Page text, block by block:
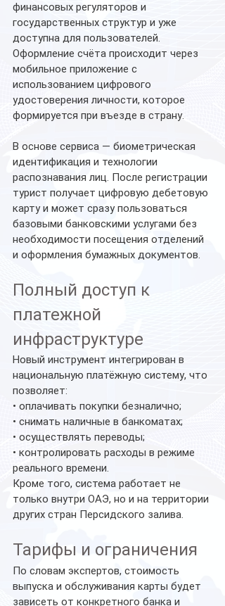
финансовых регуляторов и
государственных структур и уже
доступна для пользователей.
Оформление счёта происходит через
мобильное приложение с
использованием цифрового
удостоверения личности, которое
формируется при въезде в страну.
В основе сервиса — биометрическая
идентификация и технологии
распознавания лиц. После регистрации
турист получает цифровую дебетовую
карту и может сразу пользоваться
базовыми банковскими услугами без
необходимости посещения отделений
и оформления бумажных документов.
Полный доступ к
платежной
инфраструктуре
Новый инструмент интегрирован в
национальную платёжную систему, что
позволяет:
• оплачивать покупки безналично;
• снимать наличные в банкоматах;
• осуществлять переводы;
• контролировать расходы в режиме
реального времени.
Кроме того, система работает не
только внутри ОАЭ, но и на территории
других стран Персидского залива.
Тарифы и ограничения
По словам экспертов, стоимость
выпуска и обслуживания карты будет
зависеть от конкретного банка и